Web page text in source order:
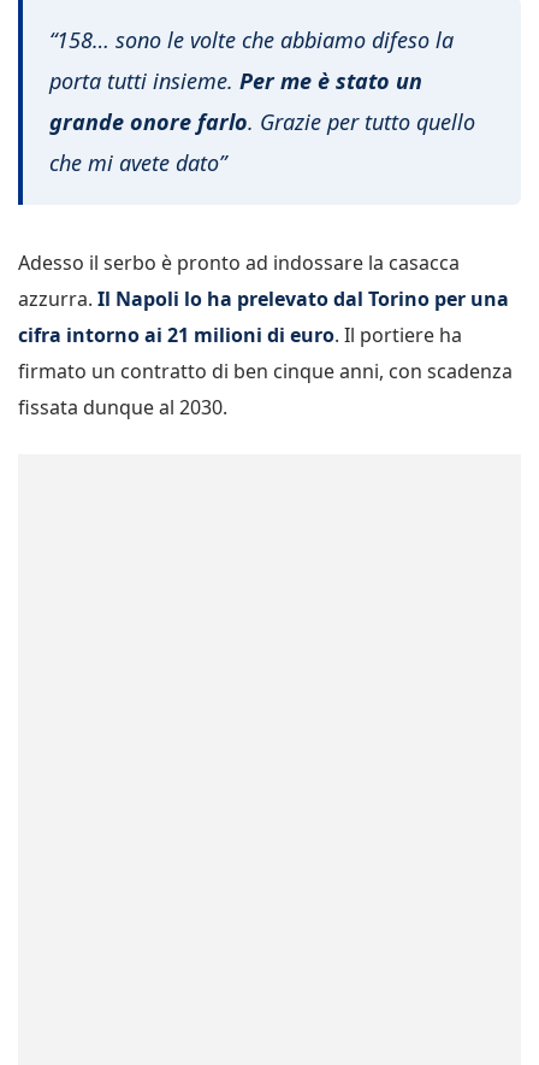
“158… sono le volte che abbiamo difeso la
porta tutti insieme. Per me è stato un
grande onore farlo. Grazie per tutto quello
che mi avete dato”
Adesso il serbo è pronto ad indossare la casacca
azzurra. Il Napoli lo ha prelevato dal Torino per una
cifra intorno ai 21 milioni di euro. Il portiere ha
firmato un contratto di ben cinque anni, con scadenza
fissata dunque al 2030.